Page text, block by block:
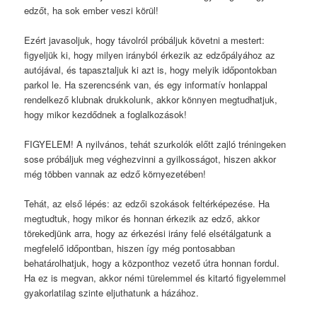
edzőt, ha sok ember veszi körül!
Ezért javasoljuk, hogy távolról próbáljuk követni a mestert:
figyeljük ki, hogy milyen irányból érkezik az edzőpályához az
autójával, és tapasztaljuk ki azt is, hogy melyik időpontokban
parkol le. Ha szerencsénk van, és egy informatív honlappal
rendelkező klubnak drukkolunk, akkor könnyen megtudhatjuk,
hogy mikor kezdődnek a foglalkozások!
FIGYELEM! A nyilvános, tehát szurkolók előtt zajló tréningeken
sose próbáljuk meg véghezvinni a gyilkosságot, hiszen akkor
még többen vannak az edző környezetében!
Tehát, az első lépés: az edzői szokások feltérképezése. Ha
megtudtuk, hogy mikor és honnan érkezik az edző, akkor
törekedjünk arra, hogy az érkezési irány felé elsétálgatunk a
megfelelő időpontban, hiszen így még pontosabban
behatárolhatjuk, hogy a központhoz vezető útra honnan fordul.
Ha ez is megvan, akkor némi türelemmel és kitartó figyelemmel
gyakorlatilag szinte eljuthatunk a házához.